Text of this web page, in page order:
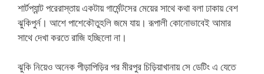
শার্টপ্যান্ট পরেরাস্তায় একটায় গার্মেন্টসের মেয়ের সাথে কথা বলা ঢাকায় বেশ
ঝুকিপুর্ন। আশে পাশেকৌতুহলি জমে যায়। রূপালী কোনোভাবেই আমার
সাথে দেখা করতে রাজি হচ্ছিলো না।
ঝুকি নিয়েও অনেক পীড়াপিড়ির পর মীরপুর চিড়িয়াখানায় সে ডেটিং এ যেতে